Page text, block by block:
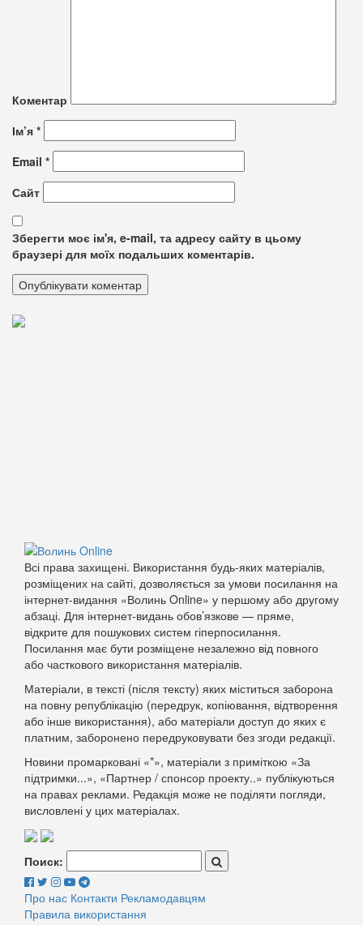
Коментар
Ім’я *
Email *
Сайт
Зберегти моє ім'я, e-mail, та адресу сайту в цьому
браузері для моїх подальших коментарів.
Всі права захищені. Використання будь-яких матеріалів,
розміщених на сайті, дозволяється за умови посилання на
інтернет-видання «Волинь Online» у першому або другому
абзаці. Для інтернет-видань обов’язкове — пряме,
відкрите для пошукових систем гіперпосилання.
Посилання має бути розміщене незалежно від повного
або часткового використання матеріалів.
Матеріали, в тексті (після тексту) яких міститься заборона
на повну републікацію (передрук, копіювання, відтворення
або інше використання), або матеріали доступ до яких є
платним, заборонено передруковувати без згоди редакції.
Новини промарковані «*», матеріали з приміткою «За
підтримки...», «Партнер / спонсор проекту..» публікуються
на правах реклами. Редакція може не поділяти погляди,
висловлені у цих матеріалах.
Поиск:
Про нас Контакти Рекламодавцям
Правила використання